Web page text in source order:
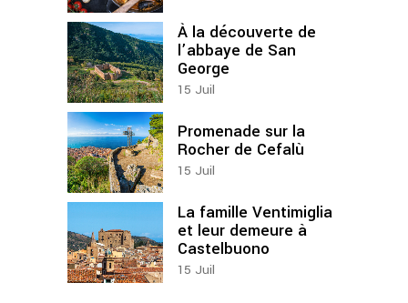
À la découverte de
l’abbaye de San
George
15 Juil
Promenade sur la
Rocher de Cefalù
15 Juil
La famille Ventimiglia
et leur demeure à
Castelbuono
15 Juil